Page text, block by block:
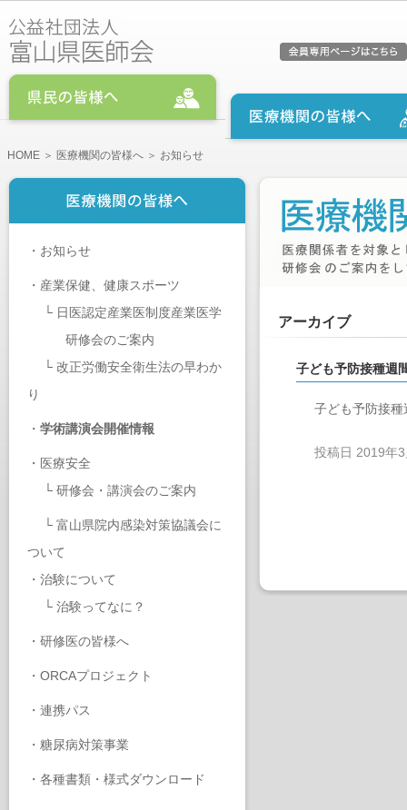
HOME ＞ 医療機関の皆様へ ＞ お知らせ
・ お知らせ
・ 産業保健、健康スポーツ
└ 日医認定産業医制度産業医学
研修会のご案内
└ 改正労働安全衛生法の早わか
り
・ 学術講演会開催情報
・ 医療安全
└ 研修会・講演会のご案内
└ 富山県院内感染対策協議会に
ついて
・ 治験について
└ 治験ってなに？
・ 研修医の皆様へ
・ ORCAプロジェクト
・ 連携パス
・ 糖尿病対策事業
・ 各種書類・様式ダウンロード
アーカイブ
子ども予防接種週
子ども予防接
投稿日 2019年